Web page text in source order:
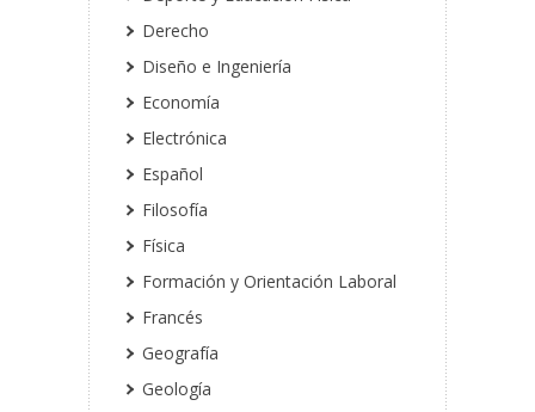
Derecho
Diseño e Ingeniería
Economía
Electrónica
Español
Filosofía
Física
Formación y Orientación Laboral
Francés
Geografía
Geología